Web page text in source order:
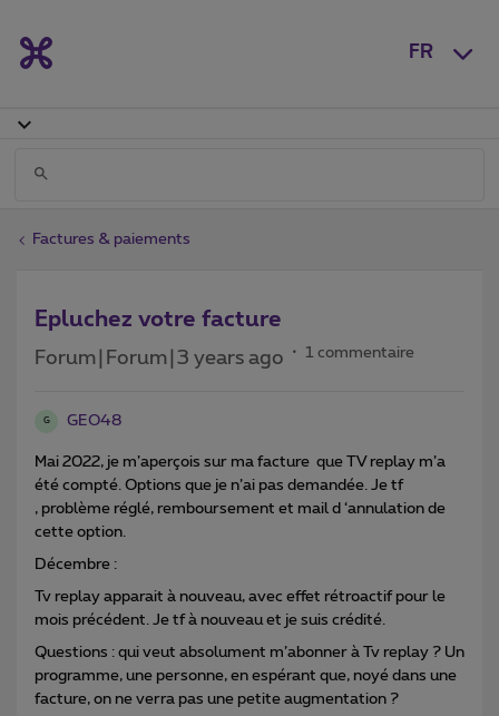
FR
Factures & paiements
Epluchez votre facture
Forum|Forum|3 years ago 1 commentaire
G GEO48
Mai 2022, je m’aperçois sur ma facture que TV replay m’a
été compté. Options que je n’ai pas demandée. Je tf
, problème réglé, remboursement et mail d ‘annulation de
cette option.
Décembre :
Tv replay apparait à nouveau, avec effet rétroactif pour le
mois précédent. Je tf à nouveau et je suis crédité.
Questions : qui veut absolument m’abonner à Tv replay ? Un
programme, une personne, en espérant que, noyé dans une
facture, on ne verra pas une petite augmentation ?